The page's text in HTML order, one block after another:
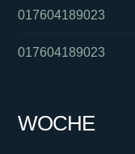
017604189023
017604189023
WOCHE